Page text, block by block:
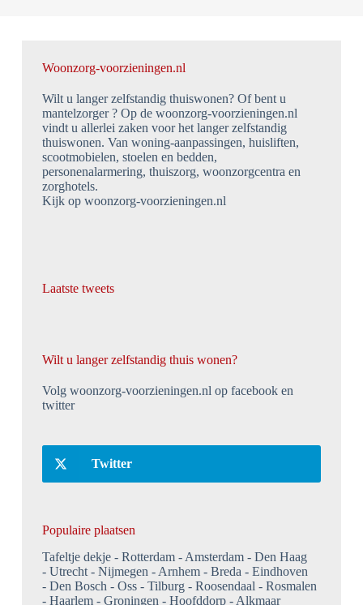
Woonzorg-voorzieningen.nl
Wilt u langer zelfstandig thuiswonen? Of bent u
mantelzorger ? Op de woonzorg-voorzieningen.nl
vindt u allerlei zaken voor het langer zelfstandig
thuiswonen. Van woning-aanpassingen, huisliften,
scootmobielen, stoelen en bedden,
personenalarmering, thuiszorg, woonzorgcentra en
zorghotels.
Kijk op woonzorg-voorzieningen.nl
Laatste tweets
Wilt u langer zelfstandig thuis wonen?
Volg woonzorg-voorzieningen.nl op facebook en
twitter
Twitter
Populaire plaatsen
Tafeltje dekje
Rotterdam Amsterdam
Den Haag
Utrecht
Nijmegen Arnhem Breda
Eindhoven
Den Bosch
Oss Tilburg Roosendaal
Rosmalen
Haarlem
Groningen Hoofddorp Alkmaar